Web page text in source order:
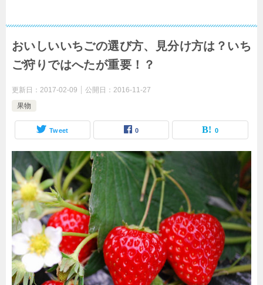
おいしいいちごの選び方、見分け方は？いち
ご狩りではへたが重要！？
更新日： 2017-02-09 公開日： 2016-11-27
果物
Tweet 0 0